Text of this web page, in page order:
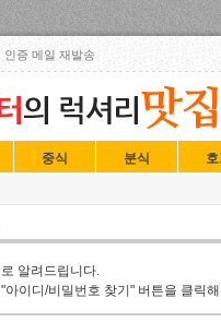
인증 메일 재발송
중식 분식
알려드립니다.
이디/비밀번호 찾기" 버튼을 클릭